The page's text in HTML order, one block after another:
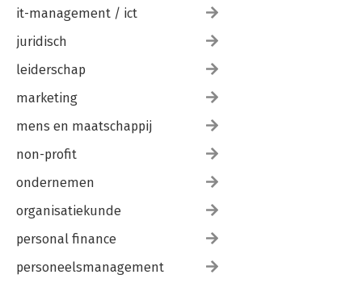
it-management / ict
juridisch
leiderschap
marketing
mens en maatschappij
non-profit
ondernemen
organisatiekunde
personal finance
personeelsmanagement